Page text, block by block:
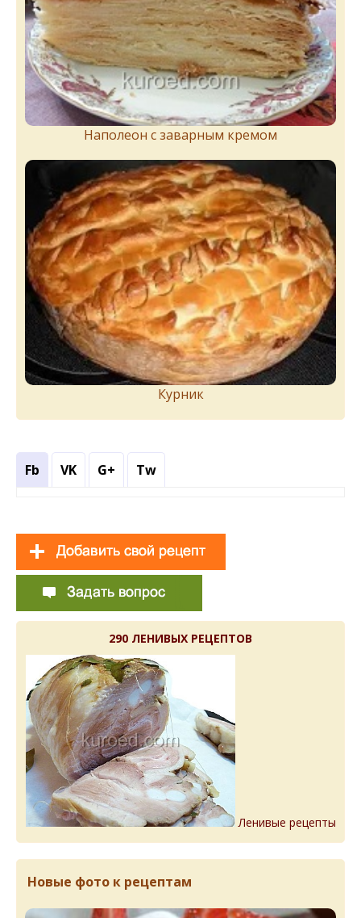
Наполеон с заварным кремом
Курник
Fb VK G+ Tw
290 ЛЕНИВЫХ РЕЦЕПТОВ
Ленивые рецепты
Новые фото к рецептам